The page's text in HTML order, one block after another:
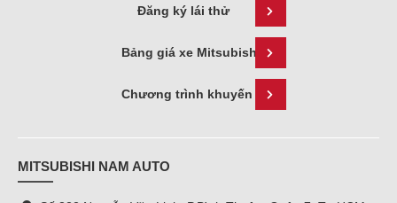
Đăng ký lái thử
Bảng giá xe Mitsubishi
Chương trình khuyến mãi
MITSUBISHI NAM AUTO